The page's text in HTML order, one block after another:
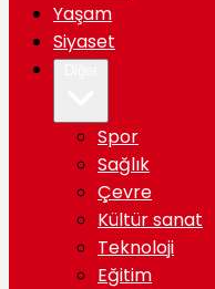
Yaşam
Siyaset
Spor
Sağlık
Çevre
Kültür sanat
Teknoloji
Eğitim